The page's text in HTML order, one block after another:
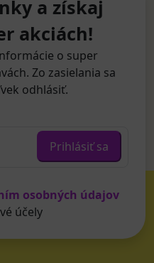
a získaj
akciách!
o super
Zo zasielania sa
odhlásiť.
Prihlásiť sa
osobných údajov
účely